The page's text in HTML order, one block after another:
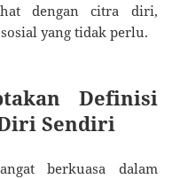
dengan citra diri,
yang tidak perlu.
Definisi
Sendiri
berkuasa dalam